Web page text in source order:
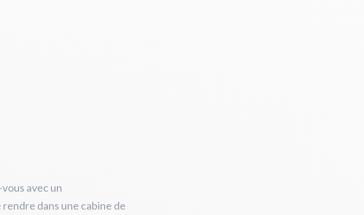
avec un
dans une cabine de